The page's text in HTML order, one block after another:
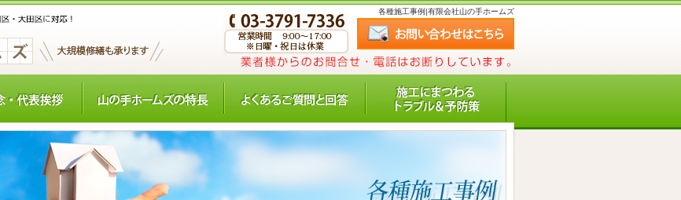
各種施工事例|有限会社山の手ホームズ